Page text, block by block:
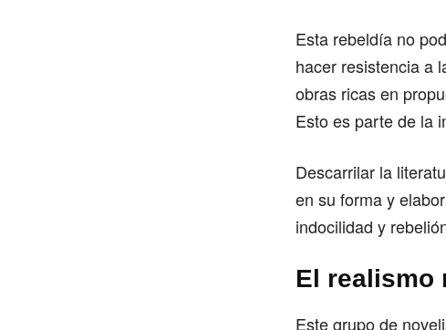
Esta rebeldía no
hacer resistencia a
obras ricas en
Esto es parte de la
Descarrilar la
en su forma y
indocilidad y
El realismo
Este grupo de